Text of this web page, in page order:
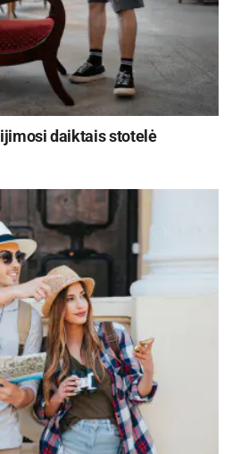
savivaldybėje
metu.
daiktais stotelė